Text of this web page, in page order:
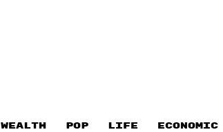
WEALTH POP LIFE ECONOMIC